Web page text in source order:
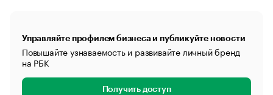
Управляйте профилем бизнеса и публикуйте новости
Повышайте узнаваемость и развивайте личный бренд
на РБК
Получить доступ